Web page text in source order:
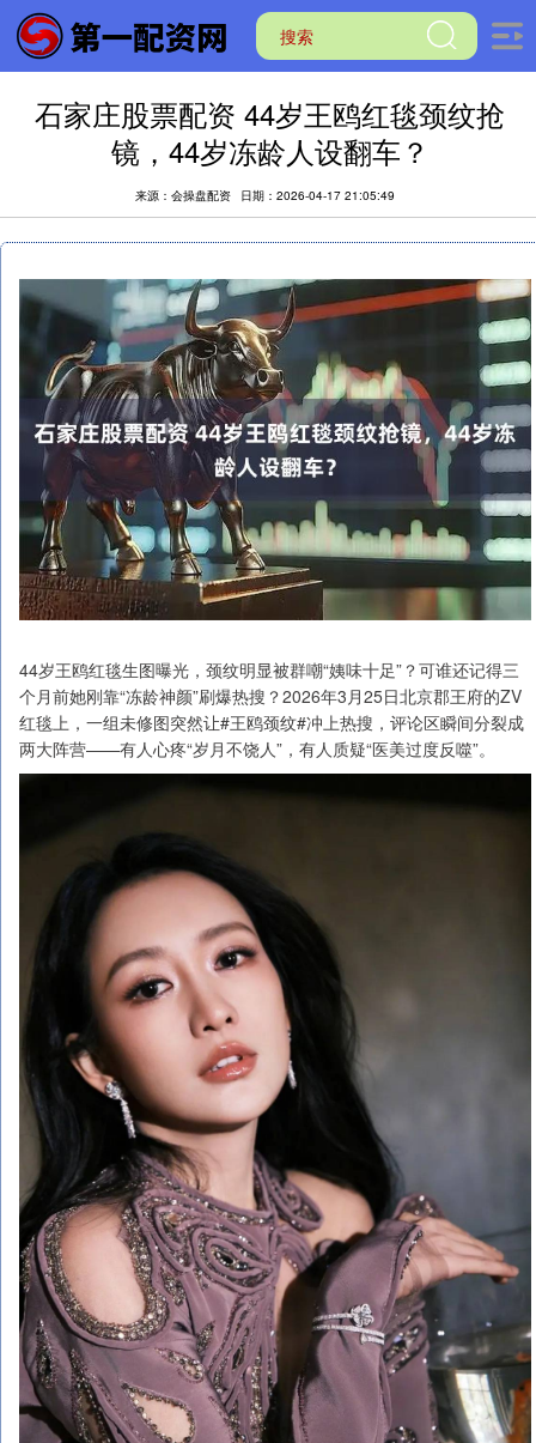
石家庄股票配资 44岁王鸥红毯颈纹抢
镜，44岁冻龄人设翻车？
来源：会操盘配资 日期：2026-04-17 21:05:49
44岁王鸥红毯生图曝光，颈纹明显被群嘲“姨味十足”？可谁还记得三
个月前她刚靠“冻龄神颜”刷爆热搜？2026年3月25日北京郡王府的ZV
红毯上，一组未修图突然让#王鸥颈纹#冲上热搜，评论区瞬间分裂成
两大阵营——有人心疼“岁月不饶人”，有人质疑“医美过度反噬”。